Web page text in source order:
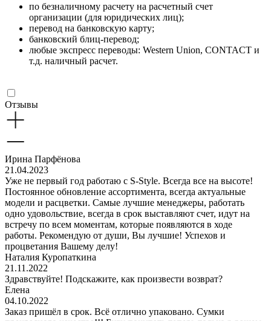
по безналичному расчету на расчетный счет
организации (для юридических лиц);
перевод на банковскую карту;
банковский блиц-перевод;
любые экспресс переводы: Western Union, CONTACT и
т.д. наличный расчет.
Отзывы
Ирина Парфёнова
21.04.2023
Уже не первый год работаю с S-Style. Всегда все на высоте!
Постоянное обновление ассортимента, всегда актуальные
модели и расцветки. Самые лучшие менеджеры, работать
одно удовольствие, всегда в срок выставляют счет, идут на
встречу по всем моментам, которые появляются в ходе
работы. Рекомендую от души, Вы лучшие! Успехов и
процветания Вашему делу!
Наталия Куропаткина
21.11.2022
Здравствуйте! Подскажите, как произвести возврат?
Елена
04.10.2022
Заказ пришёл в срок. Всё отлично упаковано. Сумки